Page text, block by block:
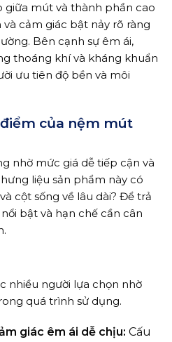
giữa mút và thành phần cao
cảm giác bật nảy rõ ràng
Bên cạnh sự êm ái,
thoáng khí và kháng khuẩn
ưu tiên độ bền và môi
của nệm mút
nhờ mức giá dễ tiếp cận và
liệu sản phẩm này có
cột sống về lâu dài? Để trả
bật và hạn chế cần cân
nhiều người lựa chọn nhờ
quá trình sử dụng.
giác êm ái dễ chịu: Cấu